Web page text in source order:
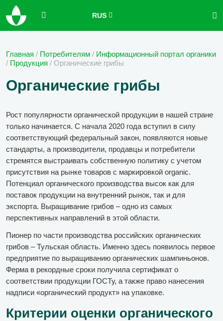
RUS
Главная / Потребителям / Информационный портал органики
/ Продукция / Органические грибы
Органические грибы
Рост популярности органической продукции в нашей стране
только начинается. С начала 2020 года вступил в силу
соответствующий федеральный закон, появляются новые
стандарты, а производители, продавцы и потребители
стремятся выстраивать собственную политику с учетом
присутствия на рынке товаров с маркировкой organic.
Потенциал органического производства высок как для
поставок продукции на внутренний рынок, так и для
экспорта. Выращивание грибов – одно из самых
перспективных направлений в этой области.
Пионер по части производства российских органических
грибов – Тульская область. Именно здесь появилось первое
предприятие по выращиванию органических шампиньонов.
Ферма в рекордные сроки получила сертификат о
соответствии продукции ГОСТу, а также право нанесения
надписи «органический продукт» на упаковке.
Критерии оценки органического